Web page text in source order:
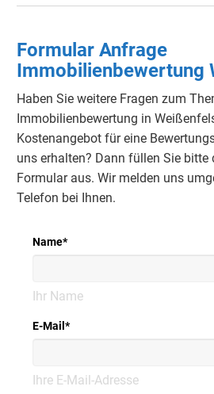
Formular Anfrage
Immobilienbewertung
Haben Sie weitere Fragen zum
Immobilienbewertung in
Kostenangebot für eine
uns erhalten? Dann füllen Sie
Formular aus. Wir melden uns
Telefon bei Ihnen.
Name*
Ihr Name
E-Mail *
Ihre E-Mail-Adresse